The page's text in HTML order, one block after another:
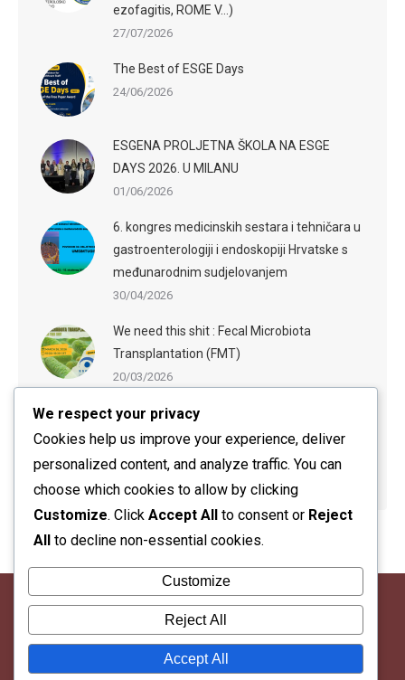
ezofagitis, ROME V…)
27/07/2026
The Best of ESGE Days
24/06/2026
ESGENA PROLJETNA ŠKOLA NA ESGE
DAYS 2026. U MILANU
01/06/2026
6. kongres medicinskih sestara i tehničara u
gastroenterologiji i endoskopiji Hrvatske s
međunarodnim sudjelovanjem
30/04/2026
We need this shit : Fecal Microbiota
Transplantation (FMT)
20/03/2026
ESGE-ESGENA Webinar: Sedation in
Endoscopy: Evidence-Based Practices and
Practical Guidance
We respect your privacy
Cookies help us improve your experience, deliver
personalized content, and analyze traffic. You can
choose which cookies to allow by clicking
Customize. Click Accept All to consent or Reject
All to decline non-essential cookies.
Customize
Reject All
Accept All